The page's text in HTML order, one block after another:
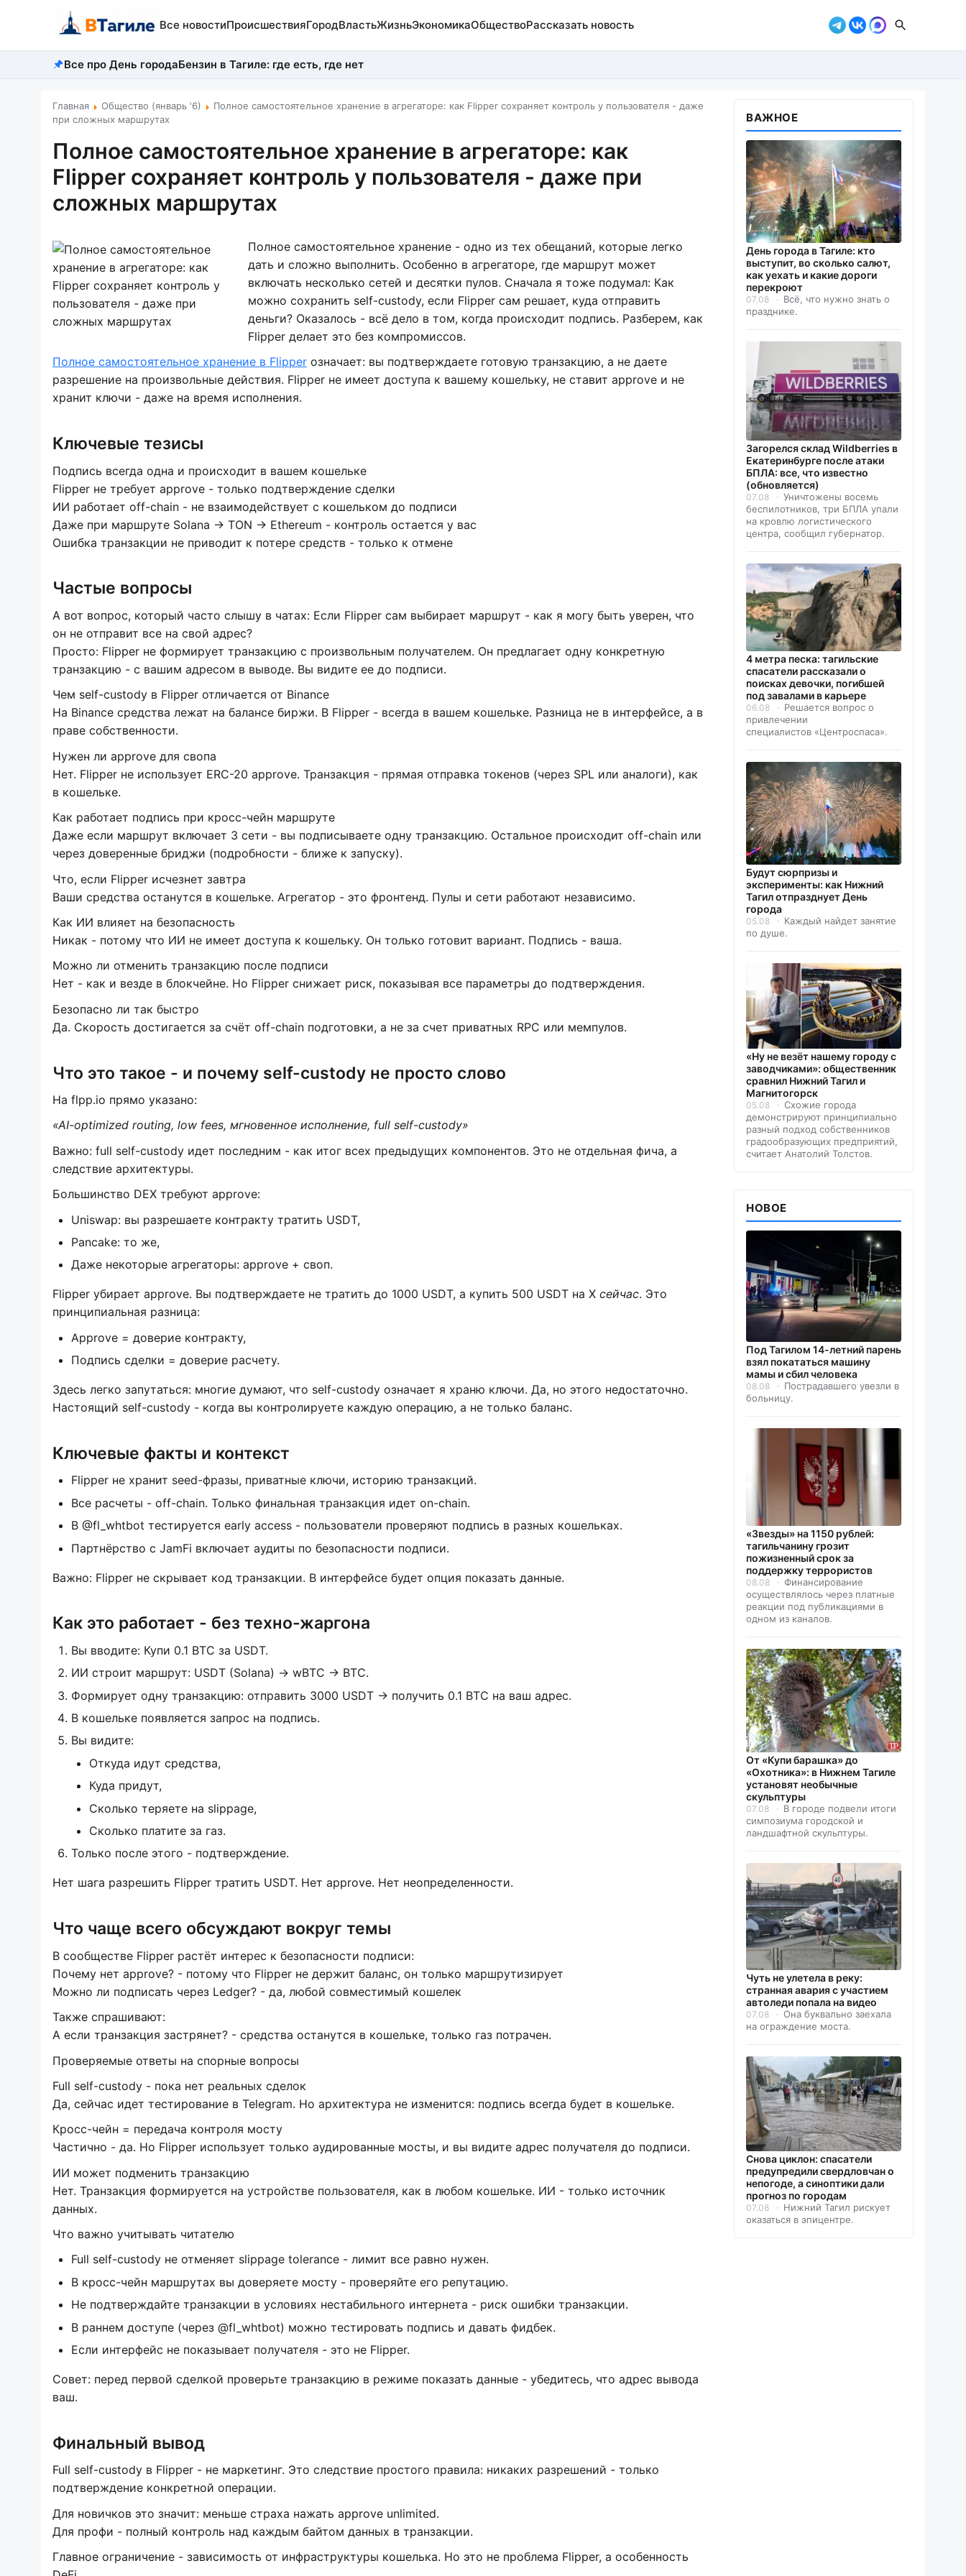
Все новостиПроисшествияГородВластьЖизньЭкономикаОбществоРассказать новость
Все про День городаБензин в Тагиле: где есть, где нет
Главная Общество (январь '6)
Полное самостоятельное хранение в агрегаторе: как Flipper сохраняет контроль у пользователя - даже
при сложных маршрутах
Полное самостоятельное хранение в агрегаторе: как
Flipper сохраняет контроль у пользователя - даже при
сложных маршрутах
Полное самостоятельное хранение - одно из тех обещаний, которые легко
дать и сложно выполнить. Особенно в агрегаторе, где маршрут может
включать несколько сетей и десятки пулов. Сначала я тоже подумал: Как
можно сохранить self-custody, если Flipper сам решает, куда отправить
деньги? Оказалось - всё дело в том, когда происходит подпись. Разберем, как
Flipper делает это без компромиссов.
Полное самостоятельное хранение в Flipper означает: вы подтверждаете готовую транзакцию, а не даете
разрешение на произвольные действия. Flipper не имеет доступа к вашему кошельку, не ставит approve и не
хранит ключи - даже на время исполнения.
Ключевые тезисы
Подпись всегда одна и происходит в вашем кошельке
Flipper не требует approve - только подтверждение сделки
ИИ работает off-chain - не взаимодействует с кошельком до подписи
Даже при маршруте Solana → TON → Ethereum - контроль остается у вас
Ошибка транзакции не приводит к потере средств - только к отмене
Частые вопросы
А вот вопрос, который часто слышу в чатах: Если Flipper сам выбирает маршрут - как я могу быть уверен, что
он не отправит все на свой адрес?
Просто: Flipper не формирует транзакцию с произвольным получателем. Он предлагает одну конкретную
транзакцию - с вашим адресом в выводе. Вы видите ее до подписи.
Чем self-custody в Flipper отличается от Binance
На Binance средства лежат на балансе биржи. В Flipper - всегда в вашем кошельке. Разница не в интерфейсе, а в
праве собственности.
Нужен ли approve для свопа
Нет. Flipper не использует ERC-20 approve. Транзакция - прямая отправка токенов (через SPL или аналоги), как
в кошельке.
Как работает подпись при кросс-чейн маршруте
Даже если маршрут включает 3 сети - вы подписываете одну транзакцию. Остальное происходит off-chain или
через доверенные бриджи (подробности - ближе к запуску).
Что, если Flipper исчезнет завтра
Ваши средства останутся в кошельке. Агрегатор - это фронтенд. Пулы и сети работают независимо.
Как ИИ влияет на безопасность
Никак - потому что ИИ не имеет доступа к кошельку. Он только готовит вариант. Подпись - ваша.
Можно ли отменить транзакцию после подписи
Нет - как и везде в блокчейне. Но Flipper снижает риск, показывая все параметры до подтверждения.
Безопасно ли так быстро
Да. Скорость достигается за счёт off-chain подготовки, а не за счет приватных RPC или мемпулов.
Что это такое - и почему self-custody не просто слово
На flpp.io прямо указано:
«AI-optimized routing, low fees, мгновенное исполнение, full self-custody»
Важно: full self-custody идет последним - как итог всех предыдущих компонентов. Это не отдельная фича, а
следствие архитектуры.
Большинство DEX требуют approve:
Uniswap: вы разрешаете контракту тратить USDT,
Pancake: то же,
Даже некоторые агрегаторы: approve + своп.
Flipper убирает approve. Вы подтверждаете не тратить до 1000 USDT, а купить 500 USDT на X сейчас. Это
принципиальная разница:
Approve = доверие контракту,
Подпись сделки = доверие расчету.
Здесь легко запутаться: многие думают, что self-custody означает я храню ключи. Да, но этого недостаточно.
Настоящий self-custody - когда вы контролируете каждую операцию, а не только баланс.
Ключевые факты и контекст
Flipper не хранит seed-фразы, приватные ключи, историю транзакций.
Все расчеты - off-chain. Только финальная транзакция идет on-chain.
В @fl_whtbot тестируется early access - пользователи проверяют подпись в разных кошельках.
Партнёрство с JamFi включает аудиты по безопасности подписи.
Важно: Flipper не скрывает код транзакции. В интерфейсе будет опция показать данные.
Как это работает - без техно-жаргона
Вы вводите: Купи 0.1 BTC за USDT.
ИИ строит маршрут: USDT (Solana) → wBTC → BTC.
Формирует одну транзакцию: отправить 3000 USDT → получить 0.1 BTC на ваш адрес.
В кошельке появляется запрос на подпись.
Вы видите:
Откуда идут средства,
Куда придут,
Сколько теряете на slippage,
Сколько платите за газ.
Только после этого - подтверждение.
Нет шага разрешить Flipper тратить USDT. Нет approve. Нет неопределенности.
Что чаще всего обсуждают вокруг темы
В сообществе Flipper растёт интерес к безопасности подписи:
Почему нет approve? - потому что Flipper не держит баланс, он только маршрутизирует
Можно ли подписать через Ledger? - да, любой совместимый кошелек
Также спрашивают:
А если транзакция застрянет? - средства останутся в кошельке, только газ потрачен.
Проверяемые ответы на спорные вопросы
Full self-custody - пока нет реальных сделок
Да, сейчас идет тестирование в Telegram. Но архитектура не изменится: подпись всегда будет в кошельке.
Кросс-чейн = передача контроля мосту
Частично - да. Но Flipper использует только аудированные мосты, и вы видите адрес получателя до подписи.
ИИ может подменить транзакцию
Нет. Транзакция формируется на устройстве пользователя, как в любом кошельке. ИИ - только источник
данных.
Что важно учитывать читателю
Full self-custody не отменяет slippage tolerance - лимит все равно нужен.
В кросс-чейн маршрутах вы доверяете мосту - проверяйте его репутацию.
Не подтверждайте транзакции в условиях нестабильного интернета - риск ошибки транзакции.
В раннем доступе (через @fl_whtbot) можно тестировать подпись и давать фидбек.
Если интерфейс не показывает получателя - это не Flipper.
Совет: перед первой сделкой проверьте транзакцию в режиме показать данные - убедитесь, что адрес вывода
ваш.
Финальный вывод
Full self-custody в Flipper - не маркетинг. Это следствие простого правила: никаких разрешений - только
подтверждение конкретной операции.
Для новичков это значит: меньше страха нажать approve unlimited.
Для профи - полный контроль над каждым байтом данных в транзакции.
Главное ограничение - зависимость от инфраструктуры кошелька. Но это не проблема Flipper, а особенность
ВАЖНОЕ
День города в Тагиле: кто
выступит, во сколько салют,
как уехать и какие дороги
перекроют
07.08
Всё, что нужно знать о
празднике.
Загорелся склад Wildberries в
Екатеринбурге после атаки
БПЛА: все, что известно
(обновляется)
07.08
Уничтожены восемь
беспилотников, три БПЛА упали
на кровлю логистического
центра, сообщил губернатор.
4 метра песка: тагильские
спасатели рассказали о
поисках девочки, погибшей
под завалами в карьере
06.08
Решается вопрос о
привлечении
специалистов «Центроспаса».
Будут сюрпризы и
эксперименты: как Нижний
Тагил отпразднует День
города
05.08
Каждый найдет занятие
по душе.
«Ну не везёт нашему городу с
заводчиками»: общественник
сравнил Нижний Тагил и
Магнитогорск
05.08
Схожие города
демонстрируют принципиально
разный подход собственников
градообразующих предприятий,
считает Анатолий Толстов.
НОВОЕ
Под Тагилом 14-летний парень
взял покататься машину
мамы и сбил человека
08.08
Пострадавшего увезли в
больницу.
«Звезды» на 1150 рублей:
тагильчанину грозит
пожизненный срок за
поддержку террористов
08.08
Финансирование
осуществлялось через платные
реакции под публикациями в
одном из каналов.
От «Купи барашка» до
«Охотника»: в Нижнем Тагиле
установят необычные
скульптуры
07.08
В городе подвели итоги
симпозиума городской и
ландшафтной скульптуры.
Чуть не улетела в реку:
странная авария с участием
автоледи попала на видео
07.08
Она буквально заехала
на ограждение моста.
Снова циклон: спасатели
предупредили свердловчан о
непогоде, а синоптики дали
прогноз по городам
07.08
Нижний Тагил рискует
оказаться в эпицентре.